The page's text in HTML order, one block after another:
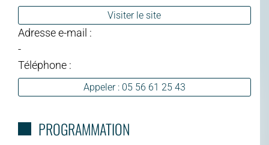
Visiter le site
Adresse e-mail :
-
Téléphone :
Appeler : 05 56 61 25 43
PROGRAMMATION